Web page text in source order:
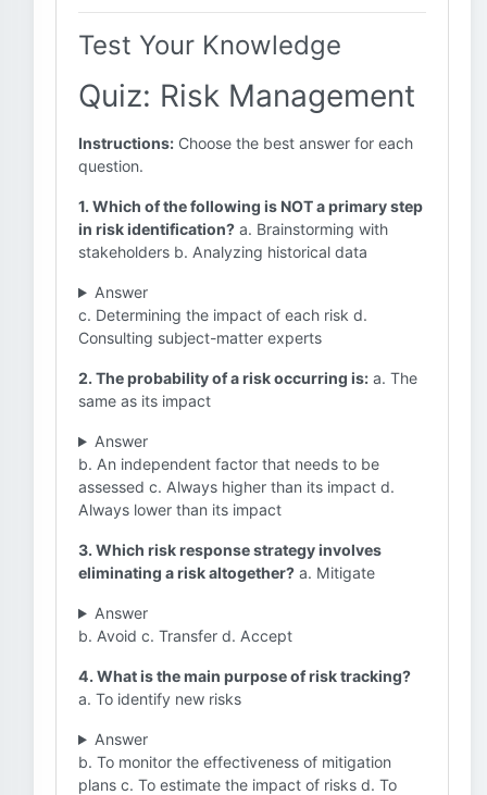
Test Your Knowledge
Quiz: Risk Management
Instructions: Choose the best answer for each
question.
1. Which of the following is NOT a primary step
in risk identification? a. Brainstorming with
stakeholders b. Analyzing historical data
Answer
c. Determining the impact of each risk d.
Consulting subject-matter experts
2. The probability of a risk occurring is: a. The
same as its impact
Answer
b. An independent factor that needs to be
assessed c. Always higher than its impact d.
Always lower than its impact
3. Which risk response strategy involves
eliminating a risk altogether? a. Mitigate
Answer
b. Avoid c. Transfer d. Accept
4. What is the main purpose of risk tracking?
a. To identify new risks
Answer
b. To monitor the effectiveness of mitigation
plans c. To estimate the impact of risks d. To